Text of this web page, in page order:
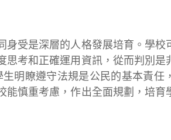
受是深層的人格發展培育。學校
考和正確運用資訊，從而判別是
明瞭遵守法規是公民的基本責任
慎重考慮，作出全面規劃，培育